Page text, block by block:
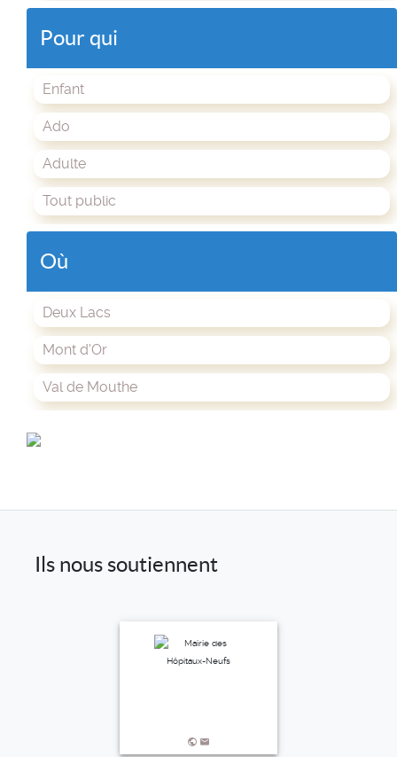
Pour qui
Enfant
Ado
Adulte
Tout public
Où
Deux Lacs
Mont d'Or
Val de Mouthe
Ils nous soutiennent